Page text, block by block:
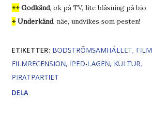
++Godkänd, ok på TV, lite blåsning på bio
+Underkänd, näe, undvikes som pesten!
ETIKETTER: BODSTRÖMSAMHÄLLET FILM
FILMRECENSION IPED-LAGEN KULTUR
PIRATPARTIET
DELA